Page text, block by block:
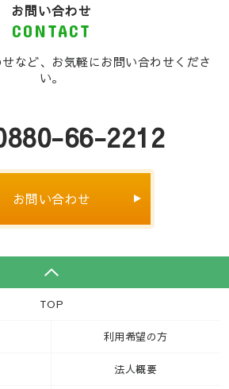
お問い合わせ
CONTACT
など、お気軽にお問い合わせくださ
い。
66-2212
お問い合わせ
TOP
利用希望の方
法人概要